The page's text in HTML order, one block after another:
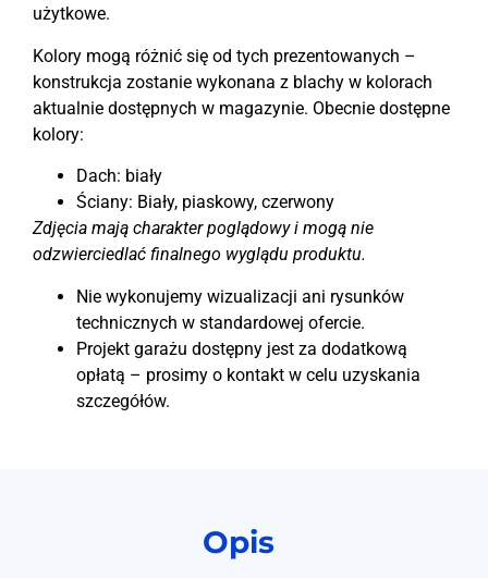
użytkowe.
Kolory mogą różnić się od tych prezentowanych –
konstrukcja zostanie wykonana z blachy w kolorach
aktualnie dostępnych w magazynie. Obecnie dostępne
kolory:
Dach: biały
Ściany: Biały, piaskowy, czerwony
Zdjęcia mają charakter poglądowy i mogą nie
odzwierciedlać finalnego wyglądu produktu.
Nie wykonujemy wizualizacji ani rysunków
technicznych w standardowej ofercie.
Projekt garażu dostępny jest za dodatkową
opłatą – prosimy o kontakt w celu uzyskania
szczegółów.
Opis